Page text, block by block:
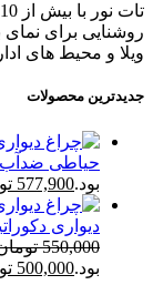
روشنایی برای نمای
ویلا و محیط های
جدیدترین محصولات
حیاطی ضدآب
بود.577,900
دیواری دکوراتیو 4 طرفه 4 وات لوکس کد
550,000
بود.500,000